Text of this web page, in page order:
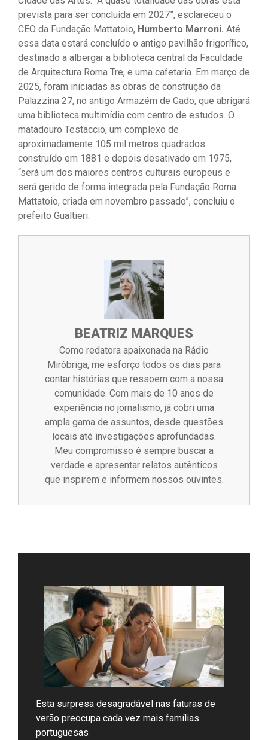
prevista para ser concluída em 2027”, esclareceu o
CEO da Fundação Mattatoio, Humberto Marroni. Até
essa data estará concluído o antigo pavilhão frigorífico,
destinado a albergar a biblioteca central da Faculdade
de Arquitectura Roma Tre, e uma cafetaria. Em março de
2025, foram iniciadas as obras de construção da
Palazzina 27, no antigo Armazém de Gado, que abrigará
uma biblioteca multimídia com centro de estudos. O
matadouro Testaccio, um complexo de
aproximadamente 105 mil metros quadrados
construído em 1881 e depois desativado em 1975,
“será um dos maiores centros culturais europeus e
será gerido de forma integrada pela Fundação Roma
Mattatoio, criada em novembro passado”, concluiu o
prefeito Gualtieri.
BEATRIZ MARQUES
Como redatora apaixonada na Rádio
Miróbriga, me esforço todos os dias para
contar histórias que ressoem com a nossa
comunidade. Com mais de 10 anos de
experiência no jornalismo, já cobri uma
ampla gama de assuntos, desde questões
locais até investigações aprofundadas.
Meu compromisso é sempre buscar a
verdade e apresentar relatos autênticos
que inspirem e informem nossos ouvintes.
Esta surpresa desagradável nas faturas de
verão preocupa cada vez mais famílias
portuguesas